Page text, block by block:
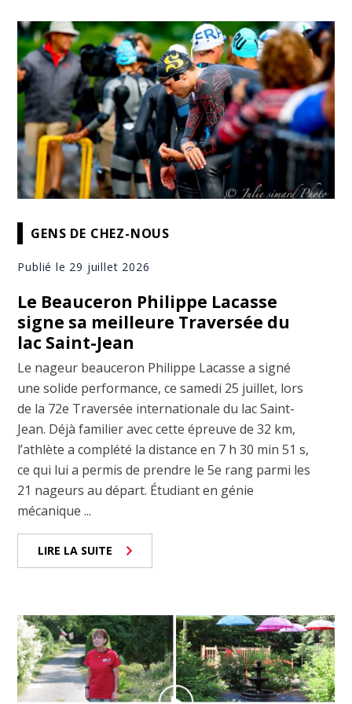
GENS DE CHEZ-NOUS
Publié le 29 juillet 2026
Le Beauceron Philippe Lacasse
signe sa meilleure Traversée du
lac Saint-Jean
Le nageur beauceron Philippe Lacasse a signé
une solide performance, ce samedi 25 juillet, lors
de la 72e Traversée internationale du lac Saint-
Jean. Déjà familier avec cette épreuve de 32 km,
l’athlète a complété la distance en 7 h 30 min 51 s,
ce qui lui a permis de prendre le 5e rang parmi les
21 nageurs au départ. Étudiant en génie
mécanique ...
LIRE LA SUITE